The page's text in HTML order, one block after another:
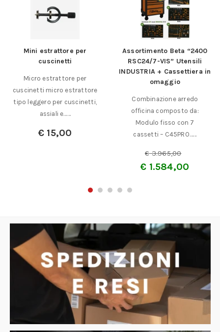
Mini estrattore per
cuscinetti
Micro estrattore per
cuscinetti micro estrattore
tipo leggero per cuscinetti,
assiali e……
€ 15,00
Assortimento Beta “2400
RSC24/7-VIS” Utensili
INDUSTRIA + Cassettiera in
omaggio
Combinazione arredo
officina composto da:
Modulo fisso con 7
cassetti – C45PRO……
€3.965,00
€ 1.584,00